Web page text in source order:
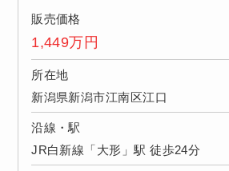
販売価格
1,449万円
所在地
新潟県新潟市江南区江口
沿線・駅
JR白新線「大形」駅 徒歩24分